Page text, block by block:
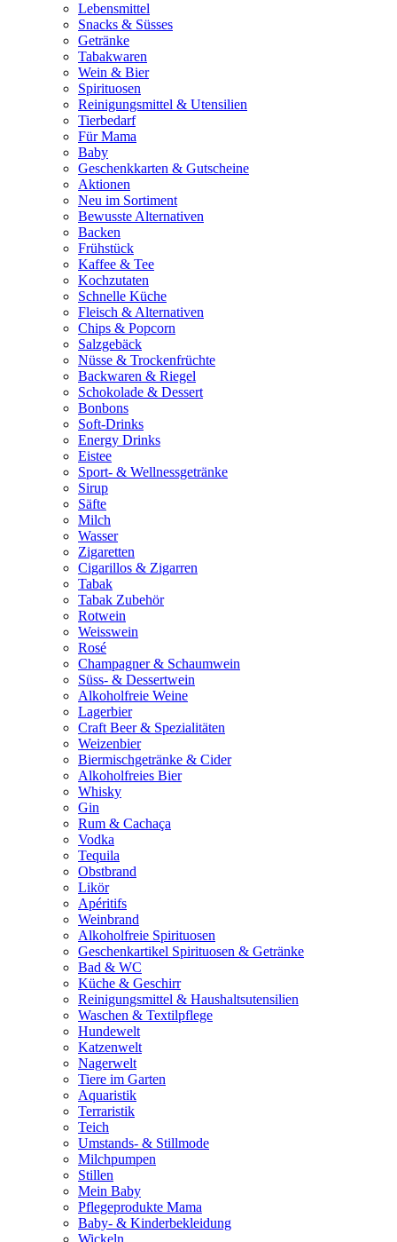
Lebensmittel
Snacks & Süsses
Getränke
Tabakwaren
Wein & Bier
Spirituosen
Reinigungsmittel & Utensilien
Tierbedarf
Für Mama
Baby
Geschenkkarten & Gutscheine
Aktionen
Neu im Sortiment
Bewusste Alternativen
Backen
Frühstück
Kaffee & Tee
Kochzutaten
Schnelle Küche
Fleisch & Alternativen
Chips & Popcorn
Salzgebäck
Nüsse & Trockenfrüchte
Backwaren & Riegel
Schokolade & Dessert
Bonbons
Soft-Drinks
Energy Drinks
Eistee
Sport- & Wellnessgetränke
Sirup
Säfte
Milch
Wasser
Zigaretten
Cigarillos & Zigarren
Tabak
Tabak Zubehör
Rotwein
Weisswein
Rosé
Champagner & Schaumwein
Süss- & Dessertwein
Alkoholfreie Weine
Lagerbier
Craft Beer & Spezialitäten
Weizenbier
Biermischgetränke & Cider
Alkoholfreies Bier
Whisky
Gin
Rum & Cachaça
Vodka
Tequila
Obstbrand
Likör
Apéritifs
Weinbrand
Alkoholfreie Spirituosen
Geschenkartikel Spirituosen & Getränke
Bad & WC
Küche & Geschirr
Reinigungsmittel & Haushaltsutensilien
Waschen & Textilpflege
Hundewelt
Katzenwelt
Nagerwelt
Tiere im Garten
Aquaristik
Terraristik
Teich
Umstands- & Stillmode
Milchpumpen
Stillen
Mein Baby
Pflegeprodukte Mama
Baby- & Kinderbekleidung
Wickeln